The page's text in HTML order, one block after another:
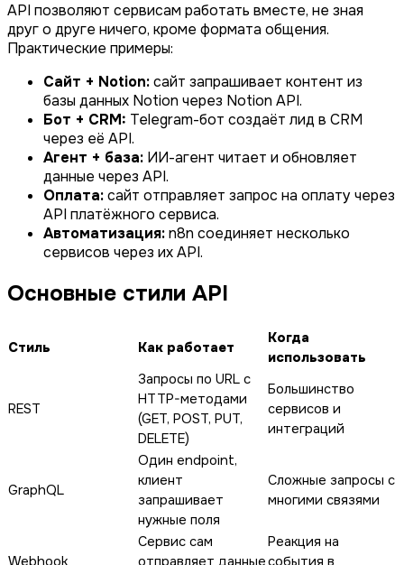
API позволяют сервисам работать вместе, не зная
друг о друге ничего, кроме формата общения.
Практические примеры:
Сайт + Notion:сайт запрашивает контент из
базы данных Notion через Notion API.
Бот + CRM: Telegram-бот создаёт лид в CRM
через её API.
Агент + база: ИИ-агент читает и обновляет
данные через API.
Оплата:сайт отправляет запрос на оплату через
API платёжного сервиса.
Автоматизация:n8n соединяет несколько
сервисов через их API.
Основные стили API
Стиль Как работает
Когда
использовать
REST
Запросы по URL с
HTTP-методами
(GET, POST, PUT,
DELETE)
Большинство
сервисов и
интеграций
GraphQL
Один endpoint,
клиент
запрашивает
нужные поля
Сложные запросы с
многими связями
Webhook
Сервис сам
отправляет данные
Реакция на
события в